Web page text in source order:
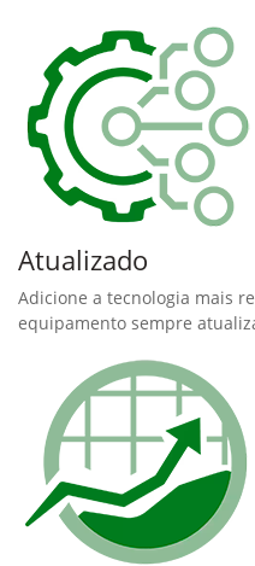
Atualizado
Adicione a tecnologia mais
equipamento sempre